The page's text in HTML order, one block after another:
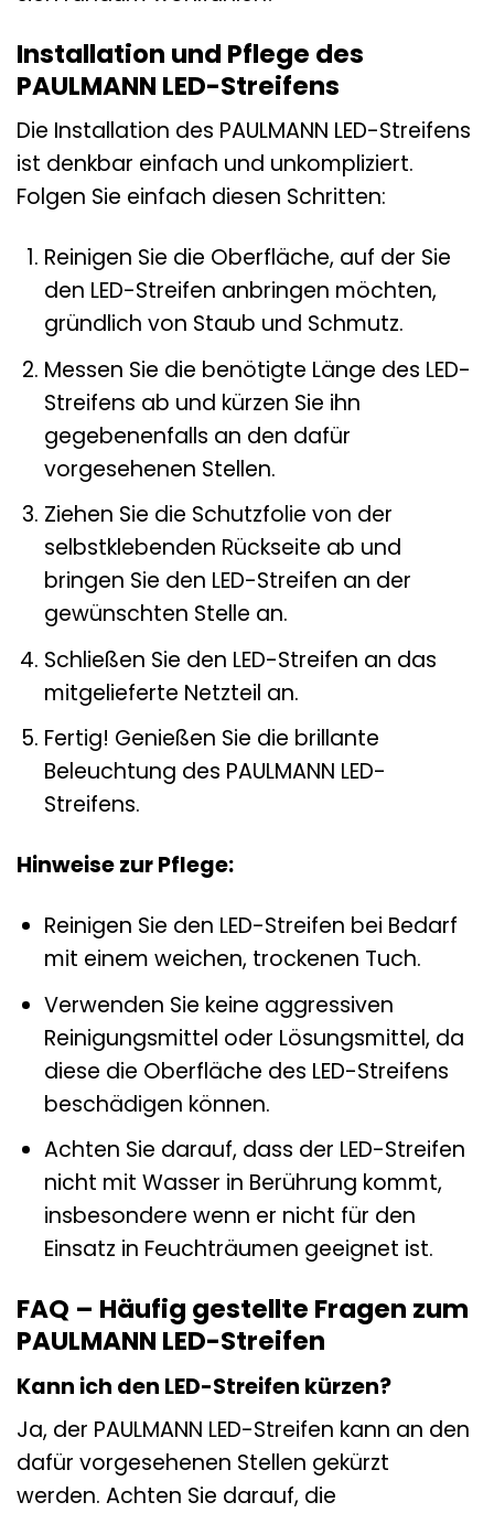
Installation und Pflege des
PAULMANN LED-Streifens
Die Installation des PAULMANN LED-Streifens
ist denkbar einfach und unkompliziert.
Folgen Sie einfach diesen Schritten:
Reinigen Sie die Oberfläche, auf der Sie
den LED-Streifen anbringen möchten,
gründlich von Staub und Schmutz.
Messen Sie die benötigte Länge des LED-
Streifens ab und kürzen Sie ihn
gegebenenfalls an den dafür
vorgesehenen Stellen.
Ziehen Sie die Schutzfolie von der
selbstklebenden Rückseite ab und
bringen Sie den LED-Streifen an der
gewünschten Stelle an.
Schließen Sie den LED-Streifen an das
mitgelieferte Netzteil an.
Fertig! Genießen Sie die brillante
Beleuchtung des PAULMANN LED-
Streifens.
Hinweise zur Pflege:
Reinigen Sie den LED-Streifen bei Bedarf
mit einem weichen, trockenen Tuch.
Verwenden Sie keine aggressiven
Reinigungsmittel oder Lösungsmittel, da
diese die Oberfläche des LED-Streifens
beschädigen können.
Achten Sie darauf, dass der LED-Streifen
nicht mit Wasser in Berührung kommt,
insbesondere wenn er nicht für den
Einsatz in Feuchträumen geeignet ist.
FAQ – Häufig gestellte Fragen zum
PAULMANN LED-Streifen
Kann ich den LED-Streifen kürzen?
Ja, der PAULMANN LED-Streifen kann an den
dafür vorgesehenen Stellen gekürzt
werden. Achten Sie darauf, die